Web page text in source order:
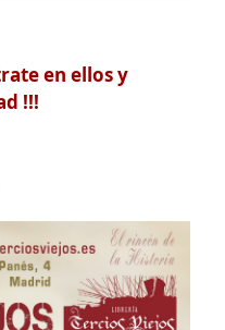
en ellos y
!!!